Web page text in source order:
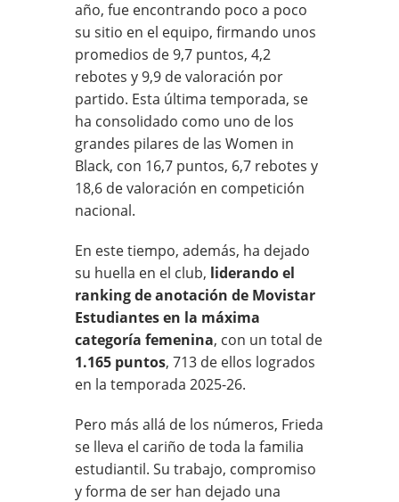
año, fue encontrando poco a poco
su sitio en el equipo, firmando unos
promedios de 9,7 puntos, 4,2
rebotes y 9,9 de valoración por
partido. Esta última temporada, se
ha consolidado como uno de los
grandes pilares de las Women in
Black, con 16,7 puntos, 6,7 rebotes y
18,6 de valoración en competición
nacional.
En este tiempo, además, ha dejado
su huella en el club, liderando el
ranking de anotación de Movistar
Estudiantes en la máxima
categoría femenina, con un total de
1.165 puntos, 713 de ellos logrados
en la temporada 2025-26.
Pero más allá de los números, Frieda
se lleva el cariño de toda la familia
estudiantil. Su trabajo, compromiso
y forma de ser han dejado una